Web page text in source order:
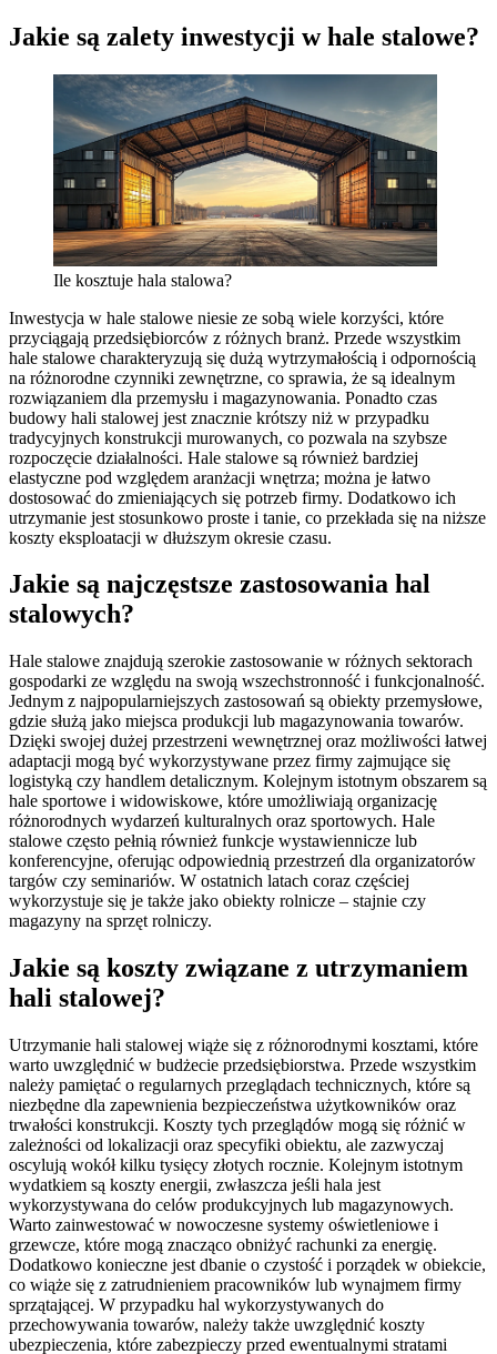
Jakie są zalety inwestycji w hale stalowe?
Ile kosztuje hala stalowa?
Inwestycja w hale stalowe niesie ze sobą wiele korzyści, które
przyciągają przedsiębiorców z różnych branż. Przede wszystkim
hale stalowe charakteryzują się dużą wytrzymałością i odpornością
na różnorodne czynniki zewnętrzne, co sprawia, że są idealnym
rozwiązaniem dla przemysłu i magazynowania. Ponadto czas
budowy hali stalowej jest znacznie krótszy niż w przypadku
tradycyjnych konstrukcji murowanych, co pozwala na szybsze
rozpoczęcie działalności. Hale stalowe są również bardziej
elastyczne pod względem aranżacji wnętrza; można je łatwo
dostosować do zmieniających się potrzeb firmy. Dodatkowo ich
utrzymanie jest stosunkowo proste i tanie, co przekłada się na niższe
koszty eksploatacji w dłuższym okresie czasu.
Jakie są najczęstsze zastosowania hal
stalowych?
Hale stalowe znajdują szerokie zastosowanie w różnych sektorach
gospodarki ze względu na swoją wszechstronność i funkcjonalność.
Jednym z najpopularniejszych zastosowań są obiekty przemysłowe,
gdzie służą jako miejsca produkcji lub magazynowania towarów.
Dzięki swojej dużej przestrzeni wewnętrznej oraz możliwości łatwej
adaptacji mogą być wykorzystywane przez firmy zajmujące się
logistyką czy handlem detalicznym. Kolejnym istotnym obszarem są
hale sportowe i widowiskowe, które umożliwiają organizację
różnorodnych wydarzeń kulturalnych oraz sportowych. Hale
stalowe często pełnią również funkcje wystawiennicze lub
konferencyjne, oferując odpowiednią przestrzeń dla organizatorów
targów czy seminariów. W ostatnich latach coraz częściej
wykorzystuje się je także jako obiekty rolnicze – stajnie czy
magazyny na sprzęt rolniczy.
Jakie są koszty związane z utrzymaniem
hali stalowej?
Utrzymanie hali stalowej wiąże się z różnorodnymi kosztami, które
warto uwzględnić w budżecie przedsiębiorstwa. Przede wszystkim
należy pamiętać o regularnych przeglądach technicznych, które są
niezbędne dla zapewnienia bezpieczeństwa użytkowników oraz
trwałości konstrukcji. Koszty tych przeglądów mogą się różnić w
zależności od lokalizacji oraz specyfiki obiektu, ale zazwyczaj
oscylują wokół kilku tysięcy złotych rocznie. Kolejnym istotnym
wydatkiem są koszty energii, zwłaszcza jeśli hala jest
wykorzystywana do celów produkcyjnych lub magazynowych.
Warto zainwestować w nowoczesne systemy oświetleniowe i
grzewcze, które mogą znacząco obniżyć rachunki za energię.
Dodatkowo konieczne jest dbanie o czystość i porządek w obiekcie,
co wiąże się z zatrudnieniem pracowników lub wynajmem firmy
sprzątającej. W przypadku hal wykorzystywanych do
przechowywania towarów, należy także uwzględnić koszty
ubezpieczenia, które zabezpieczy przed ewentualnymi stratami